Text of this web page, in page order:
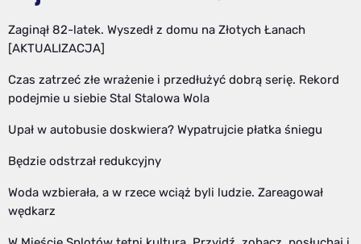
Zaginął 82-latek. Wyszedł z domu na Złotych Łanach
[AKTUALIZACJA]
Czas zatrzeć złe wrażenie i przedłużyć dobrą serię. Rekord
podejmie u siebie Stal Stalowa Wola
Upał w autobusie doskwiera? Wypatrujcie płatka śniegu
Będzie odstrzał redukcyjny
Woda wzbierała, a w rzece wciąż byli ludzie. Zareagował
wędkarz